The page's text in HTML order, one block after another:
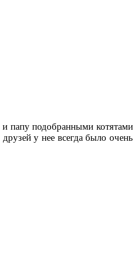
папу подобранными котятами
у нее всегда было очень